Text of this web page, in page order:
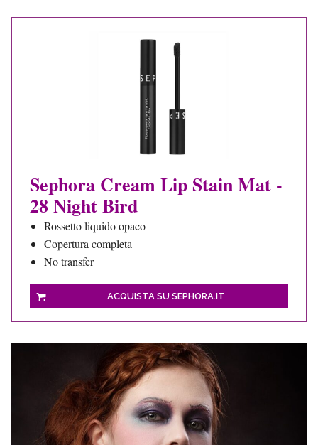
Sephora Cream Lip Stain Mat -
28 Night Bird
Rossetto liquido opaco
Copertura completa
No transfer
ACQUISTA SU SEPHORA.IT